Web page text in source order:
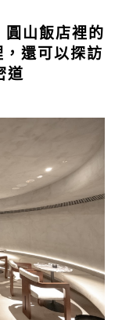
山飯店裡的
還可以探訪
道